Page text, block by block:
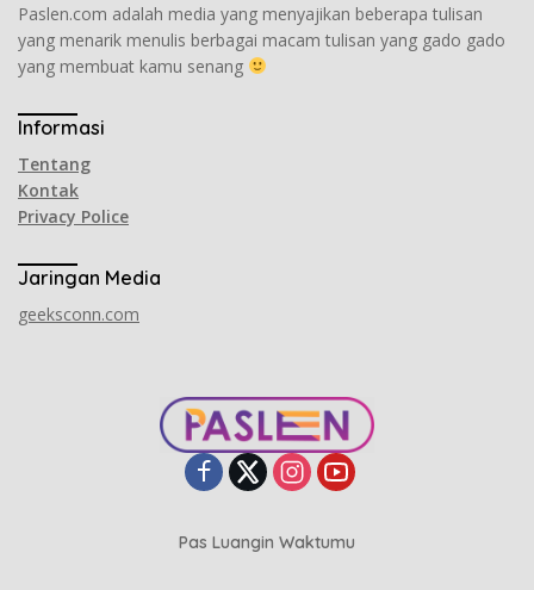
Paslen.com adalah media yang menyajikan beberapa tulisan
yang menarik menulis berbagai macam tulisan yang gado gado
yang membuat kamu senang
Informasi
Tentang
Kontak
Privacy Police
Jaringan Media
geeksconn.com
Pas Luangin Waktumu